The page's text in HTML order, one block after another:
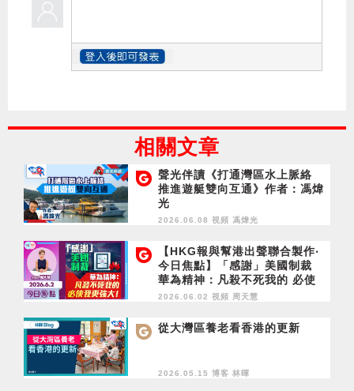
相關文章
聲光伴讀《打通灣區水上脈絡
推進遊艇雙向互通》作者：馮煒
光
2026.06.08 視頻 馮煒光
【HKG報與幫港出聲聯合製作‧
今日焦點】「感謝」美國制裁
華為精神：凡殺不死我的 必使
我更強大！
2026.06.02 視頻 周天慧
從大灣區養老看香港的更新
2026.05.15 博客 林暉